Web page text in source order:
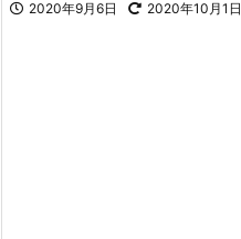
2020年9月6日 2020年10月1日